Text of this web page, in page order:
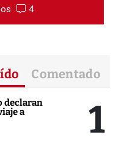
4
Comentado
declaran
a
1